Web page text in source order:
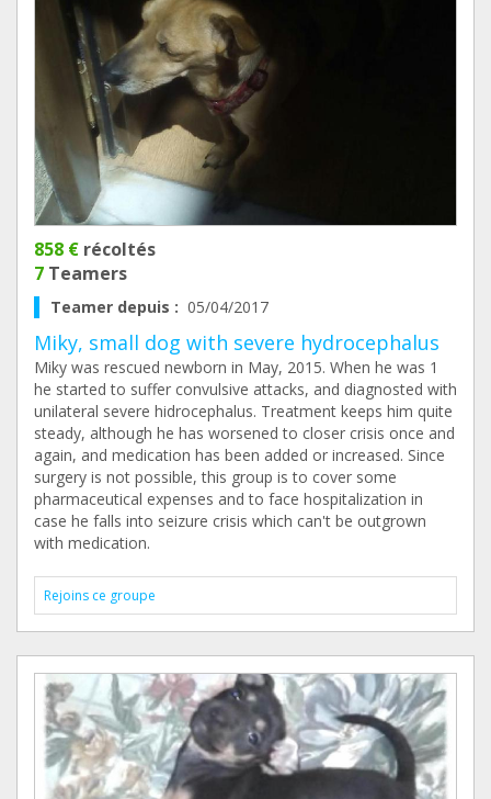
858 € récoltés
7 Teamers
Teamer depuis : 05/04/2017
Miky, small dog with severe hydrocephalus
Miky was rescued newborn in May, 2015. When he was 1
he started to suffer convulsive attacks, and diagnosted with
unilateral severe hidrocephalus. Treatment keeps him quite
steady, although he has worsened to closer crisis once and
again, and medication has been added or increased. Since
surgery is not possible, this group is to cover some
pharmaceutical expenses and to face hospitalization in
case he falls into seizure crisis which can't be outgrown
with medication.
Rejoins ce groupe